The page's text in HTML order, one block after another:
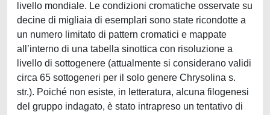
livello mondiale. Le condizioni cromatiche osservate su
decine di migliaia di esemplari sono state ricondotte a
un numero limitato di pattern cromatici e mappate
all’interno di una tabella sinottica con risoluzione a
livello di sottogenere (attualmente si considerano validi
circa 65 sottogeneri per il solo genere Chrysolina s.
str.). Poiché non esiste, in letteratura, alcuna filogenesi
del gruppo indagato, è stato intrapreso un tentativo di